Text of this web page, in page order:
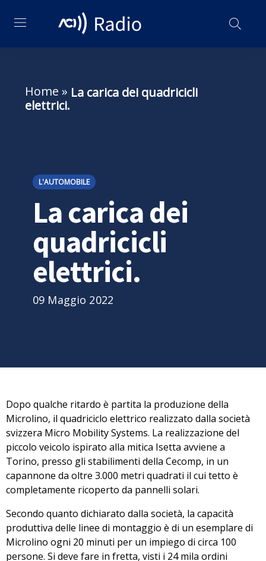
Home » La carica dei quadricicli
elettrici.
L'AUTOMOBILE
La carica dei
quadricicli
elettrici.
09 Maggio 2022
Dopo qualche ritardo è partita la produzione della
Microlino, il quadriciclo elettrico realizzato dalla società
svizzera Micro Mobility Systems. La realizzazione del
piccolo veicolo ispirato alla mitica Isetta avviene a
Torino, presso gli stabilimenti della Cecomp, in un
capannone da oltre 3.000 metri quadrati il cui tetto è
completamente ricoperto da pannelli solari.
Secondo quanto dichiarato dalla società, la capacità
produttiva delle linee di montaggio è di un esemplare di
Microlino ogni 20 minuti per un impiego di circa 100
persone. Si deve fare in fretta, visti i 24 mila ordini